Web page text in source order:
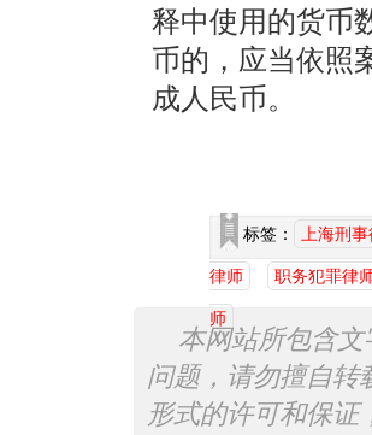
释中使用的货币
币的，应当依照
成人民币。
标签： 上海刑
律师 职务犯罪律
师
本网站所包含
问题，请勿擅自转
形式的许可和保证